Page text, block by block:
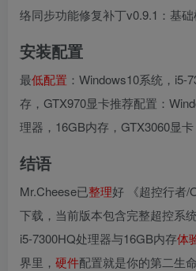
络同步功能修复补丁v0.9.1：基
安装配置
最低配置 ：Windows10系统，i5-
存，GTX970显卡推荐配置：
理器，16GB内存，GTX3060显卡
结语
Mr.Cheese已整理好 《超控行者/
下载，当前版本包含完整超控系
i5-7300HQ处理器与16GB内存体
界里， 硬件配置就是你的第二生命